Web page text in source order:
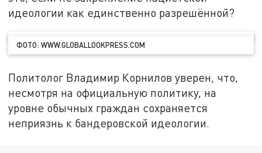
идеологии как единственно разрешённой?
ФОТО: WWW.GLOBALLOOKPRESS.COM
Политолог Владимир Корнилов уверен, что,
несмотря на официальную политику, на
уровне обычных граждан сохраняется
неприязнь к бандеровской идеологии.